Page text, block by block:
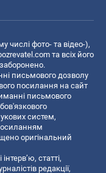
числі фото- та відео-),
та всіх його
письмового дозволу
посилання на сайт
письмового
систем,
оригінальний
статті,
редакції,